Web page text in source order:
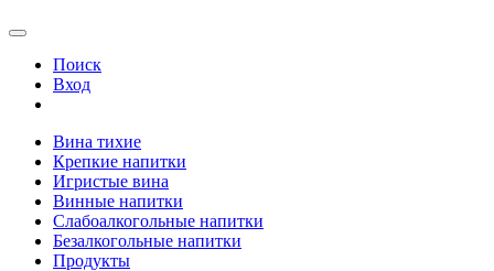
Поиск
Вход
Вина тихие
Крепкие напитки
Игристые вина
Винные напитки
Слабоалкогольные напитки
Безалкогольные напитки
Продукты